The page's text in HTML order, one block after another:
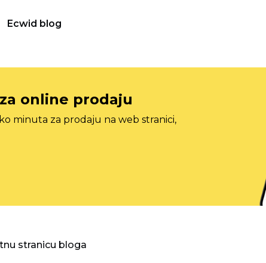
Ecwid blog
online prodaju
minuta za prodaju na web stranici,
stranicu bloga